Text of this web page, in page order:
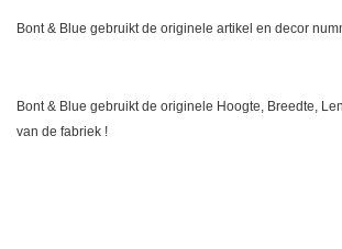
Bont & Blue gebruikt de originele artikel en decor
Bont & Blue gebruikt de originele Hoogte, Breedte,
van de fabriek !